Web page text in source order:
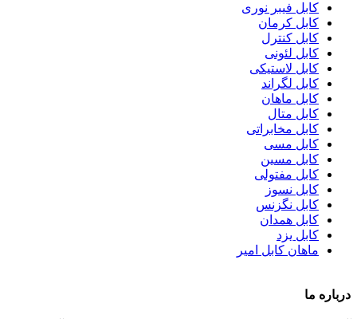
کابل فیبر نوری
کابل کرمان
کابل کنترل
کابل لئونی
کابل لاستیکی
کابل لگراند
کابل ماهان
کابل متال
کابل مخابراتی
کابل مسی
کابل مسین
کابل مفتولی
کابل نسوز
کابل نگزنس
کابل همدان
کابل یزد
ماهان کابل امیر
درباره ما